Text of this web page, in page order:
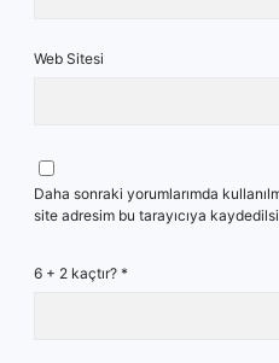
Web Sitesi
Daha sonraki yorumlarımda
site adresim bu tarayıcıya
6 + 2 kaçtır? *